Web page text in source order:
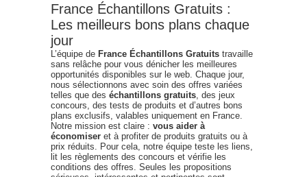
France Échantillons Gratuits :
Les meilleurs bons plans chaque
jour
L’équipe de France Échantillons Gratuits travaille
sans relâche pour vous dénicher les meilleures
opportunités disponibles sur le web. Chaque jour,
nous sélectionnons avec soin des offres variées
telles que des échantillons gratuits , des jeux
concours, des tests de produits et d’autres bons
plans exclusifs, valables uniquement en France.
Notre mission est claire : vous aider à
économiser et à profiter de produits gratuits ou à
prix réduits. Pour cela, notre équipe teste les liens,
lit les règlements des concours et vérifie les
conditions des offres. Seules les propositions